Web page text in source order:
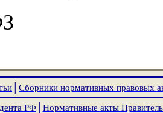
Сборники нормативных правовых
РФ│ Нормативные акты